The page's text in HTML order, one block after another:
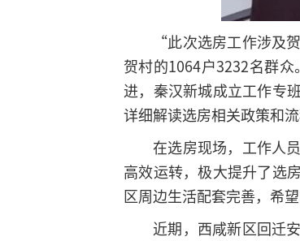
“此次选房工作涉及
贺村的1064户3232名群
进，秦汉新城成立工作专
详细解读选房相关政策和
在选房现场，工作人
高效运转，极大提升了选
区周边生活配套完善，希
近期，西咸新区回迁